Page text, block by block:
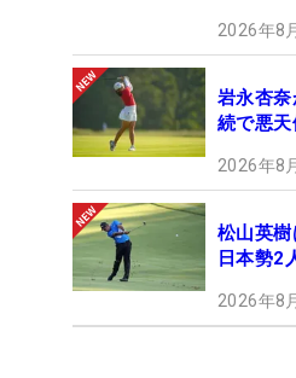
2026年8
岩永杏
続で悪
2026年8
松山英
日本勢2
2026年8